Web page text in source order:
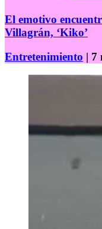
El emotivo
Villagrán, ‘Kiko’
Entretenimiento | 7